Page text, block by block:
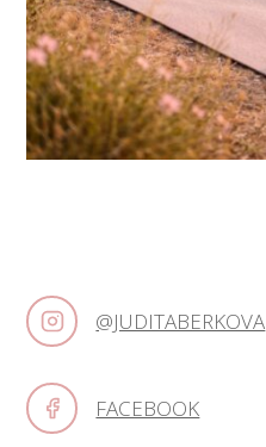
@JUDITABERKOVA
FACEBOOK